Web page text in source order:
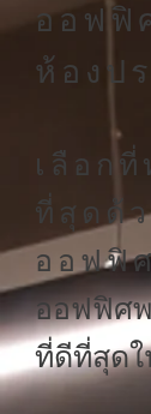
ออฟฟิ
ห้องป
เลือก
ที่สุดด้
ออฟฟิ
ออฟฟิศ
ที่ดีที่สุด